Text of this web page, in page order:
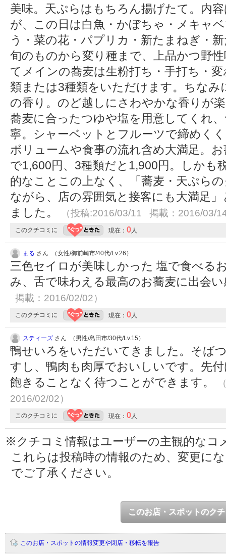
美味。天ぷらはもちろん揚げたて。内
が、この日は白魚・かぼちゃ・メキャ
う・菜の花・パプリカ・新たまねぎ・
旬のものから変り種まで、上品かつ野
てメインの蕎麦は生粉打ち・手打ち・
類または3種類をいただけます。ちな
の香り。のど越しにさわやかな香りが
蕎麦に合ったつゆや塩を用意してくれ
寧。シャーベットとフルーツで締めく
ボリュームや食事の流れ含め大満足。
で1,600円、3種類だと1,900円。しかも
的なことこの上なく、「蕎麦・天ぷら
ながら、店の雰囲気と接客にも大満足
ました。
（投稿:2016/03/11 掲載：2016/03/
このクチコミに 現在： 0人
まる さん （女性/御前崎市/40代/Lv.26）
三色セイロが美味しかった 塩で食べる
み、舌で味わえる最高のお蕎麦に出会
掲載：2016/02/02）
このクチコミに 現在： 0人
スティーズ さん （男性/島田市/30代/Lv.15）
鴨せいろをいただいてきました。そば
すし、鴨肉も肉厚でおいしいです。先
飽きることなく待つことができます。
2016/02/02）
このクチコミに 現在： 0人
※クチコミ情報はユーザーの主観的なコ
これらは投稿時の情報のため、変更に
でご了承ください。
このお店・スポットのク
このお店・スポットの情報変更や閉店・移転を報告